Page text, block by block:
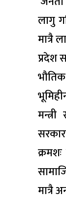
लागु
मात्रै
प्रदेश
मात्रै